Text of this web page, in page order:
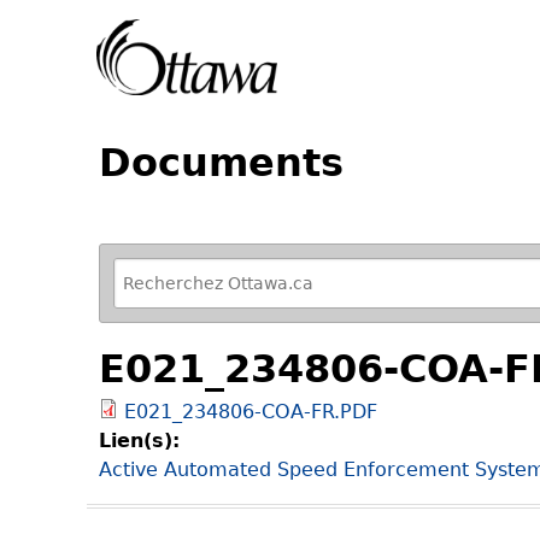
Documents
R
e
f
i
n
e
y
o
u
E021_234806-COA-
E021_234806-COA-FR.PDF
Lien(s):
Active Automated Speed Enforcement